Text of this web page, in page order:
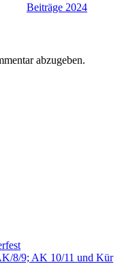
Beiträge 2024
abzugeben.
8/9; AK 10/11 und Kür